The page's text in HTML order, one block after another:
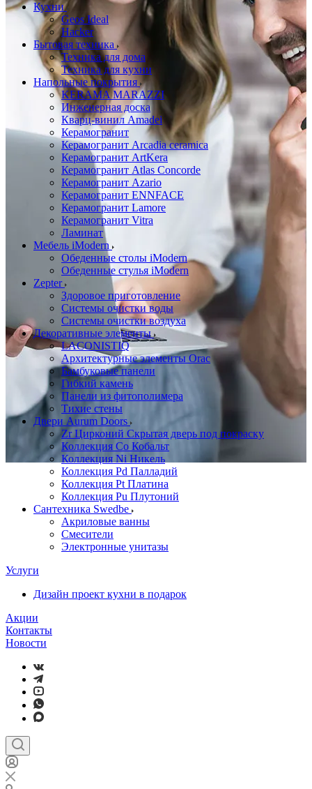
Кухни
Geos Ideal
Hacker
Бытовая техника
Техника для дома
Техника для кухни
Напольные покрытия
KERAMA MARAZZI
Инженерная доска
Кварц-винил Amadei
Керамогранит
Керамогранит Arcadia ceramica
Керамогранит ArtKera
Керамогранит Atlas Concorde
Керамогранит Azario
Керамогранит ENNFACE
Керамогранит Lamore
Керамогранит Vitra
Ламинат
Мебель iModern
Обеденные столы iModern
Обеденные стулья iModern
Zepter
Здоровое приготовление
Системы очистки воды
Системы очистки воздуха
Декоративные элементы
LACONISTIQ
Архитектурные элементы Orac
Бамбуковые панели
Гибкий камень
Панели из фитополимера
Тихие стены
Двери Aurum Doors
Zr Цирконий Скрытая дверь под покраску
Коллекция Co Кобальт
Коллекция Ni Никель
Коллекция Pd Палладий
Коллекция Pt Платина
Коллекция Pu Плутоний
Сантехника Swedbe
Акриловые ванны
Смесители
Электронные унитазы
Услуги
Дизайн проект кухни в подарок
Акции
Контакты
Новости